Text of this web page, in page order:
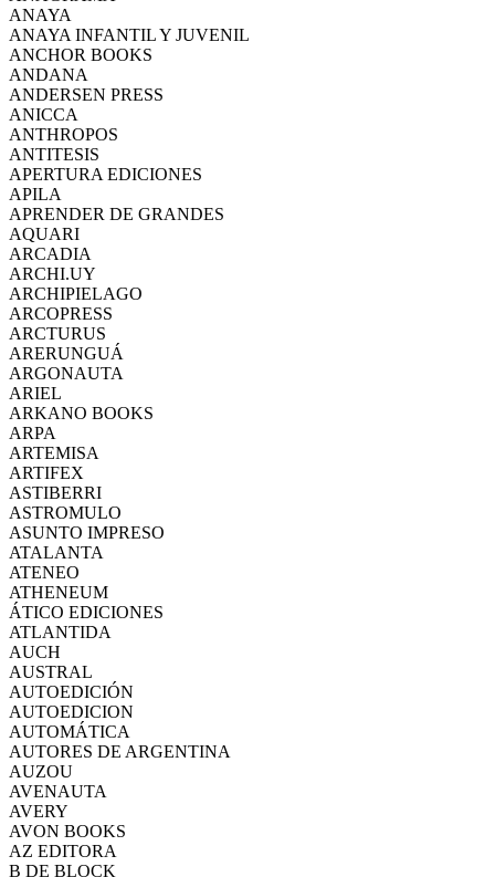
ANAYA
ANAYA INFANTIL Y JUVENIL
ANCHOR BOOKS
ANDANA
ANDERSEN PRESS
ANICCA
ANTHROPOS
ANTITESIS
APERTURA EDICIONES
APILA
APRENDER DE GRANDES
AQUARI
ARCADIA
ARCHI.UY
ARCHIPIELAGO
ARCOPRESS
ARCTURUS
ARERUNGUÁ
ARGONAUTA
ARIEL
ARKANO BOOKS
ARPA
ARTEMISA
ARTIFEX
ASTIBERRI
ASTROMULO
ASUNTO IMPRESO
ATALANTA
ATENEO
ATHENEUM
ÁTICO EDICIONES
ATLANTIDA
AUCH
AUSTRAL
AUTOEDICIÓN
AUTOEDICION
AUTOMÁTICA
AUTORES DE ARGENTINA
AUZOU
AVENAUTA
AVERY
AVON BOOKS
AZ EDITORA
B DE BLOCK